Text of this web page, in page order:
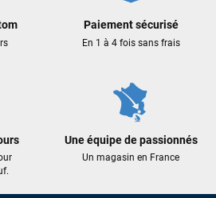
Paiement sécurisé
En 1 à 4 fois sans frais
Une équipe de passionnés
Un magasin en France
il y a 2 semaines
galérais à remplacer ma board eux
prix et en plus super sympas. Merci
dyno !
il y a 2 mois
depuis Tahiti. Super service.